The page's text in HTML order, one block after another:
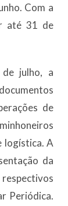
Com a
até 31 de
julho, a
de
logística. A
da
Periódica.